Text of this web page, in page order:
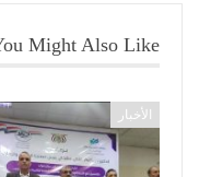
Might Also Like
الأخبار